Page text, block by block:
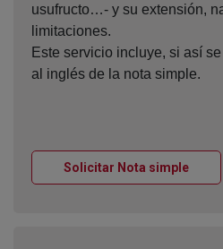
usufructo…- y su extensión,
limitaciones.
Este servicio incluye, si así
al inglés de la nota simple.
Solicitar Nota simple